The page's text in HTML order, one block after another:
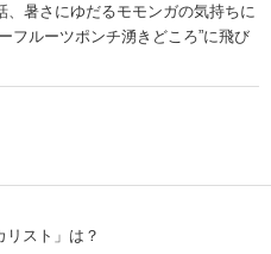
、暑さにゆだるモモンガの気持ちに
フルーツポンチ湧きどころ”に飛び
リスト」は？